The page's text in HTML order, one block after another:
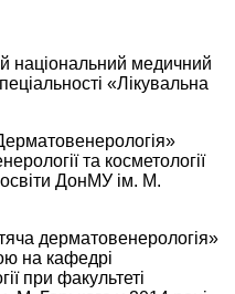
національний медичний
«Лікувальна
та косметології
освіти ДонМУ ім. М.
дерматовенерологія»
на кафедрі
при факультеті